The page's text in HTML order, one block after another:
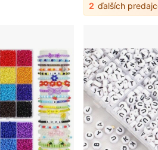
2 ďalších